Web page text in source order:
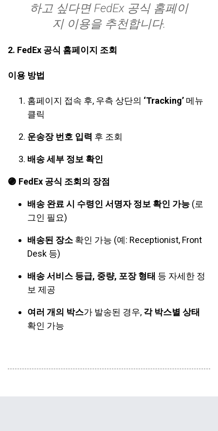
하고 싶다면 FedEx 공식 홈페이
지 이용을 추천합니다.
2. FedEx 공식 홈페이지 조회
이용 방법
홈페이지 접속 후, 우측 상단의 ‘Tracking’ 메뉴
클릭
운송장 번호 입력 후 조회
배송 세부 정보 확인
🟣 FedEx 공식 조회의 장점
배송 완료 시 수령인 서명자 정보 확인 가능 (로
그인 필요)
배송된 장소 확인 가능 (예: Receptionist, Front
Desk 등)
배송 서비스 등급, 중량, 포장 형태 등 자세한 정
보 제공
여러 개의 박스가 발송된 경우, 각 박스별 상태
확인 가능